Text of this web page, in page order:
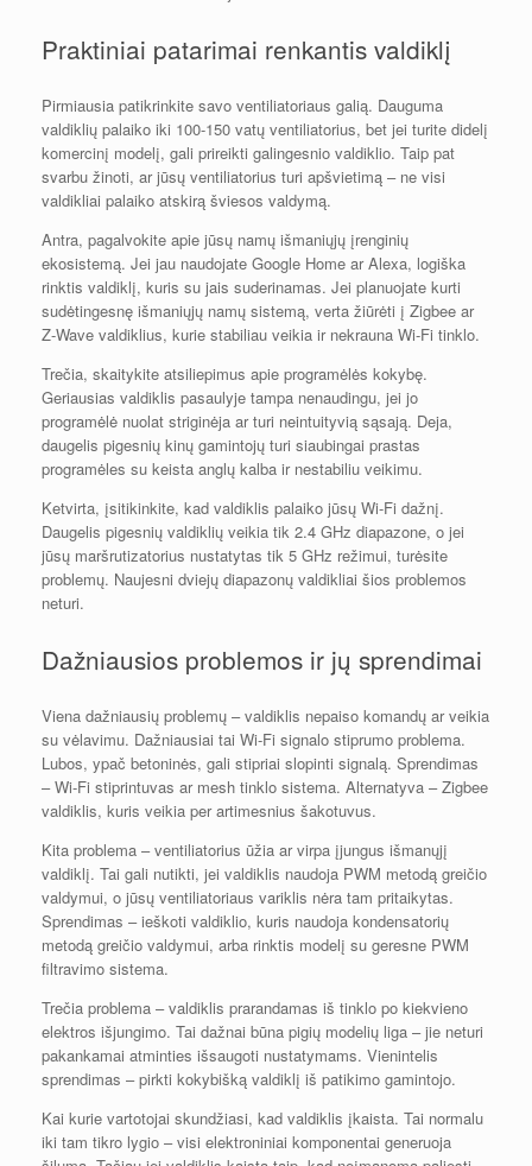
Praktiniai patarimai renkantis valdiklį
Pirmiausia patikrinkite savo ventiliatoriaus galią. Dauguma
valdiklių palaiko iki 100-150 vatų ventiliatorius, bet jei turite didelį
komercinį modelį, gali prireikti galingesnio valdiklio. Taip pat
svarbu žinoti, ar jūsų ventiliatorius turi apšvietimą – ne visi
valdikliai palaiko atskirą šviesos valdymą.
Antra, pagalvokite apie jūsų namų išmaniųjų įrenginių
ekosistemą. Jei jau naudojate Google Home ar Alexa, logiška
rinktis valdiklį, kuris su jais suderinamas. Jei planuojate kurti
sudėtingesnę išmaniųjų namų sistemą, verta žiūrėti į Zigbee ar
Z-Wave valdiklius, kurie stabiliau veikia ir nekrauna Wi-Fi tinklo.
Trečia, skaitykite atsiliepimus apie programėlės kokybę.
Geriausias valdiklis pasaulyje tampa nenaudingu, jei jo
programėlė nuolat striginėja ar turi neintuityvią sąsają. Deja,
daugelis pigesnių kinų gamintojų turi siaubingai prastas
programėles su keista anglų kalba ir nestabiliu veikimu.
Ketvirta, įsitikinkite, kad valdiklis palaiko jūsų Wi-Fi dažnį.
Daugelis pigesnių valdiklių veikia tik 2.4 GHz diapazone, o jei
jūsų maršrutizatorius nustatytas tik 5 GHz režimui, turėsite
problemų. Naujesni dviejų diapazonų valdikliai šios problemos
neturi.
Dažniausios problemos ir jų sprendimai
Viena dažniausių problemų – valdiklis nepaiso komandų ar veikia
su vėlavimu. Dažniausiai tai Wi-Fi signalo stiprumo problema.
Lubos, ypač betoninės, gali stipriai slopinti signalą. Sprendimas
– Wi-Fi stiprintuvas ar mesh tinklo sistema. Alternatyva – Zigbee
valdiklis, kuris veikia per artimesnius šakotuvus.
Kita problema – ventiliatorius ūžia ar virpa įjungus išmanųjį
valdiklį. Tai gali nutikti, jei valdiklis naudoja PWM metodą greičio
valdymui, o jūsų ventiliatoriaus variklis nėra tam pritaikytas.
Sprendimas – ieškoti valdiklio, kuris naudoja kondensatorių
metodą greičio valdymui, arba rinktis modelį su geresne PWM
filtravimo sistema.
Trečia problema – valdiklis prarandamas iš tinklo po kiekvieno
elektros išjungimo. Tai dažnai būna pigių modelių liga – jie neturi
pakankamai atminties išsaugoti nustatymams. Vienintelis
sprendimas – pirkti kokybišką valdiklį iš patikimo gamintojo.
Kai kurie vartotojai skundžiasi, kad valdiklis įkaista. Tai normalu
iki tam tikro lygio – visi elektroniniai komponentai generuoja